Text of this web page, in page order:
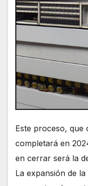
Este proceso, que
completará en
en cerrar será la
La expansión de